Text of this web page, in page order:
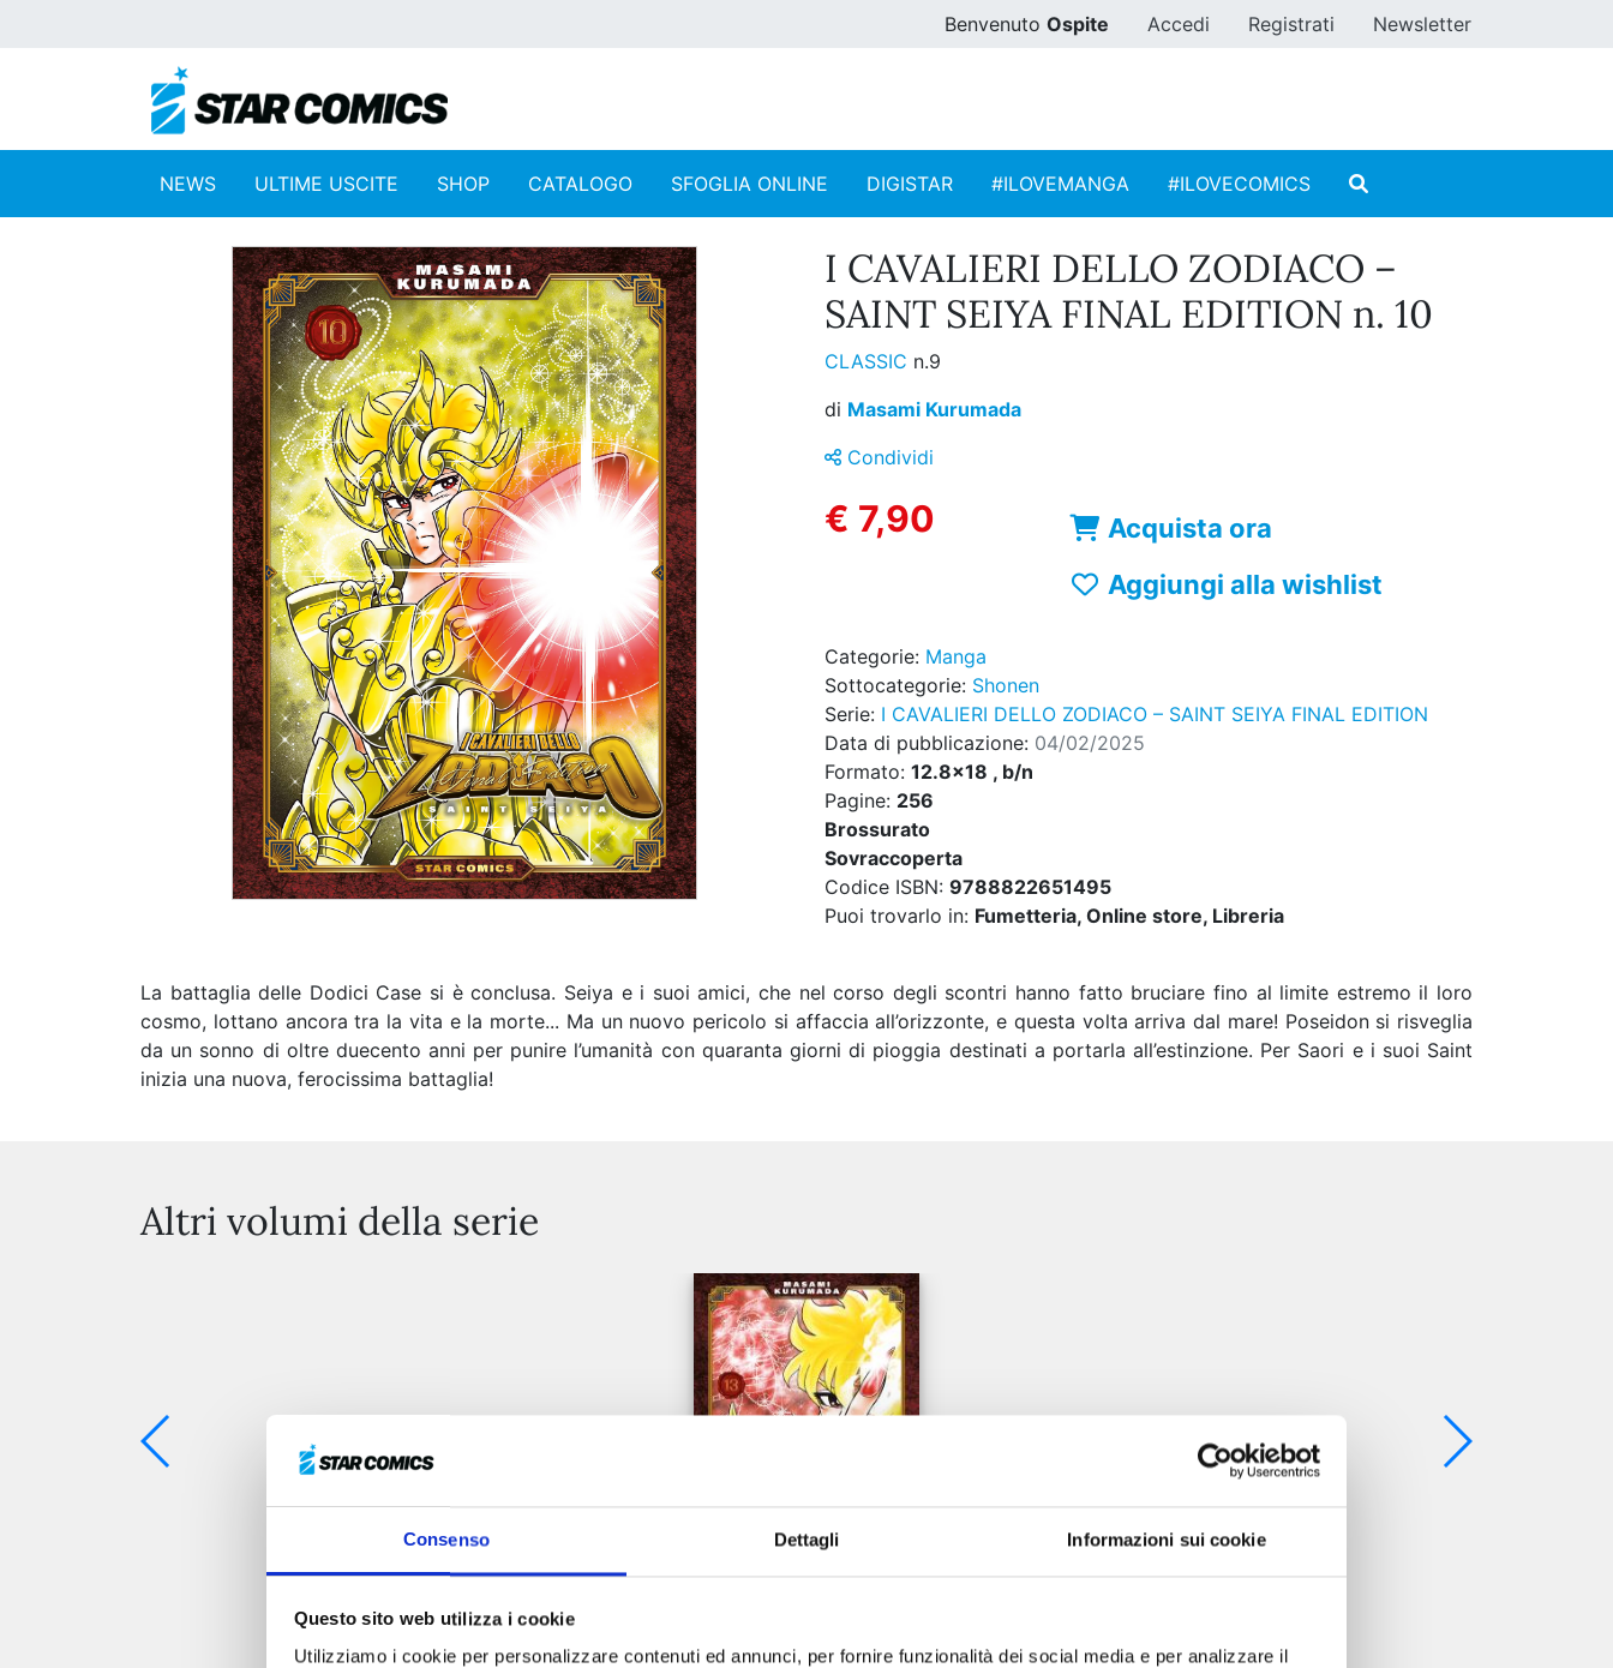
Consenso Dettagli Informazioni sui cookie
Questo sito web utilizza i cookie
Utilizziamo i cookie per personalizzare contenuti ed annunci, per fornire funzionalità dei social media e per analizzare il
Benvenuto Ospite Accedi Registrati Newsletter
NEWS ULTIME USCITE SHOP CATALOGO SFOGLIA ONLINE DIGISTAR #ILOVEMANGA #ILOVECOMICS
I CAVALIERI DELLO ZODIACO –
SAINT SEIYA FINAL EDITION n. 10
CLASSIC n.9
di Masami Kurumada
Condividi
€ 7,90
Acquista ora
Aggiungi alla wishlist
Categorie: Manga
Sottocategorie: Shonen
Serie: I CAVALIERI DELLO ZODIACO – SAINT SEIYA FINAL EDITION
Data di pubblicazione: 04/02/2025
Formato: 12.8x18 , b/n
Pagine: 256
Brossurato
Sovraccoperta
Codice ISBN: 9788822651495
Puoi trovarlo in: Fumetteria, Online store, Libreria
La battaglia delle Dodici Case si è conclusa. Seiya e i suoi amici, che nel corso degli scontri hanno fatto bruciare fino al limite estremo il loro
cosmo, lottano ancora tra la vita e la morte... Ma un nuovo pericolo si affaccia all’orizzonte, e questa volta arriva dal mare! Poseidon si risveglia
da un sonno di oltre duecento anni per punire l’umanità con quaranta giorni di pioggia destinati a portarla all’estinzione. Per Saori e i suoi Saint
inizia una nuova, ferocissima battaglia!
Altri volumi della serie
I CAVALIERI DELLO ZODIACO – SAINT SEIYA FINAL EDITION n. 13